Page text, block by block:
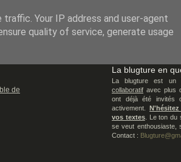
de
La blugture en
La blugture est un
collaboratif avec plus
ont déjà été invités
activement.
vos textes. Le ton du
se veut enthousiaste,
Contact :
Your IP address and user-agent
quality of service, generate usage